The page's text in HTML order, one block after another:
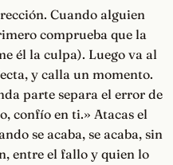
Cuando alguien
comprueba que la
él la culpa). Luego va al
y calla un momento.
parte separa el error de
confío en ti.» Atacas el
se acaba, se acaba, sin
entre el fallo y quien lo